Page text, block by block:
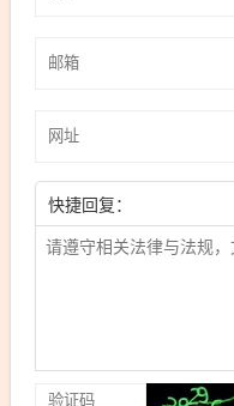
快捷回复：